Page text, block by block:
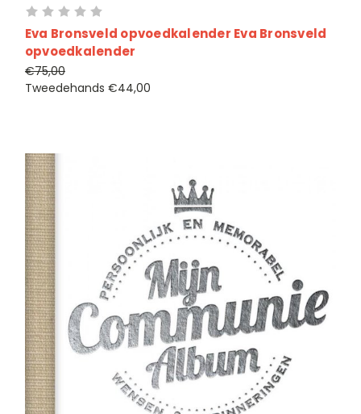
Eva Bronsveld opvoedkalender Eva Bronsveld
opvoedkalender
€75,00
Tweedehands €44,00